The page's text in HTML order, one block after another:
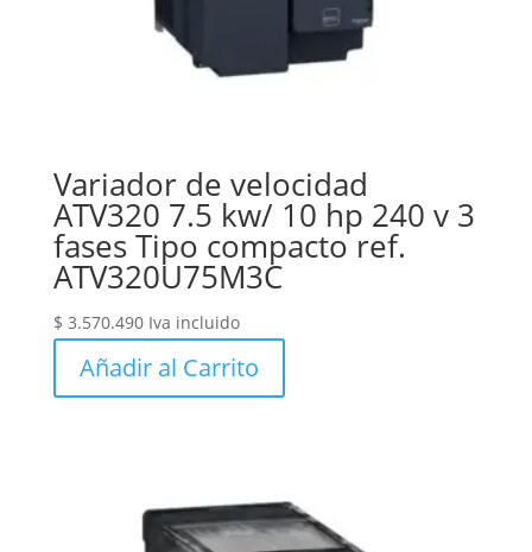
Variador de velocidad
ATV320 7.5 kw/ 10 hp 240 v 3
fases Tipo compacto ref.
ATV320U75M3C
$ 3.570.490 Iva incluido
Añadir al Carrito